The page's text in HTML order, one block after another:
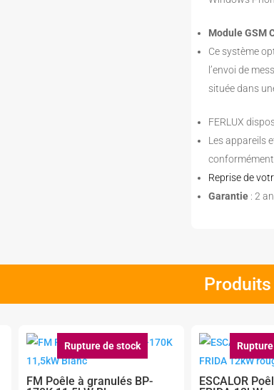
Module GSM
Ce système
l’envoi de
située dans
FERLUX
Les appareils
conformément
Reprise de
Garantie : 2
Rupture de stock
FM Poêle à granulés BP-
ESCALOR